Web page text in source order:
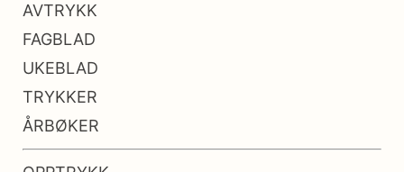
AVTRYKK
FAGBLAD
UKEBLAD
TRYKKER
ÅRBØKER